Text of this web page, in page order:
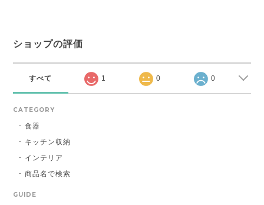
ショップの評価
すべて 1 0 0
CATEGORY
食器
キッチン収納
インテリア
商品名で検索
GUIDE